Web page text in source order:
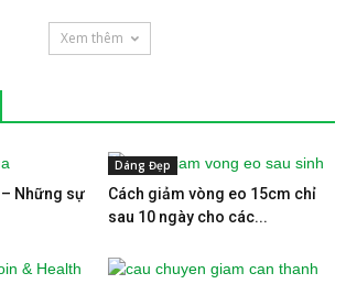
Xem thêm
Những sự
Dáng Đẹp
Cách giảm vòng eo 15cm chỉ
sau 10 ngày cho các...